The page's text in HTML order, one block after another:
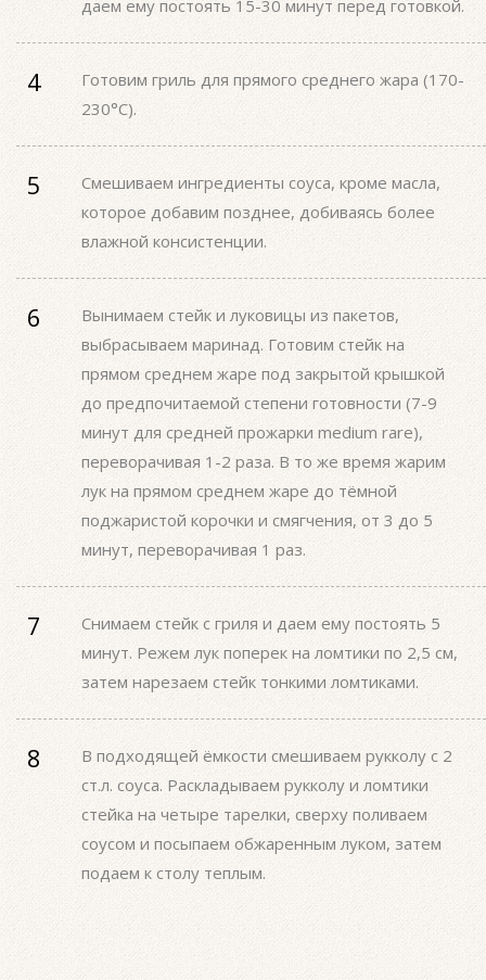
даем ему постоять 15-30 минут перед готовкой.
Готовим гриль для прямого среднего жара (170-
230°С).
Смешиваем ингредиенты соуса, кроме масла,
которое добавим позднее, добиваясь более
влажной консистенции.
Вынимаем стейк и луковицы из пакетов,
выбрасываем маринад. Готовим стейк на
прямом среднем жаре под закрытой крышкой
до предпочитаемой степени готовности (7-9
минут для средней прожарки medium rare),
переворачивая 1-2 раза. В то же время жарим
лук на прямом среднем жаре до тёмной
поджаристой корочки и смягчения, от 3 до 5
минут, переворачивая 1 раз.
Снимаем стейк с гриля и даем ему постоять 5
минут. Режем лук поперек на ломтики по 2,5 см,
затем нарезаем стейк тонкими ломтиками.
В подходящей ёмкости смешиваем рукколу с 2
ст.л. соуса. Раскладываем рукколу и ломтики
стейка на четыре тарелки, сверху поливаем
соусом и посыпаем обжаренным луком, затем
подаем к столу теплым.